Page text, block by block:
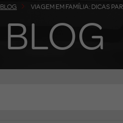
BLOG VIAGEM EM FAMÍLIA: DICAS
BLOG